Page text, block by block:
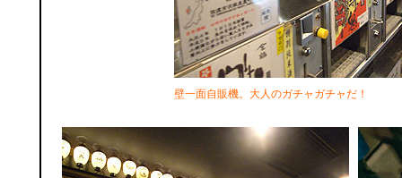
壁一面自販機。大人のガチャガチャだ！